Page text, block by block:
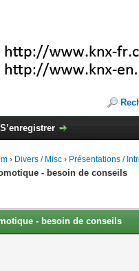
S’enregistrer
› Divers / Misc › Présentations /
- besoin de conseils
- besoin de conseils